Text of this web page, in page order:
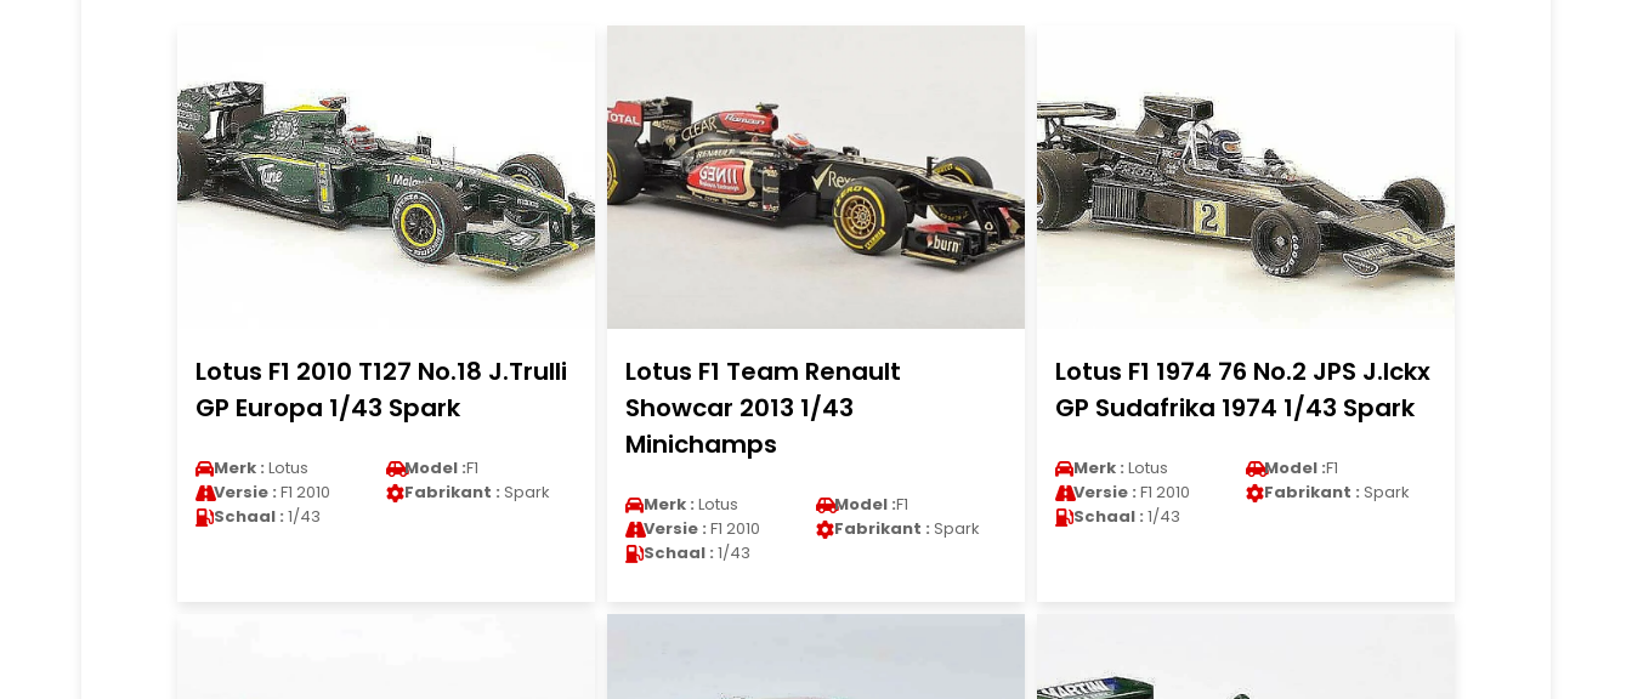
Lotus F1 2010 T127 No.18 J.Trulli
GP Europa 1/43 Spark
Merk : Lotus Model :F1
Versie : F1 2010 Fabrikant : Spark
Schaal : 1/43
Lotus F1 Team Renault
Showcar 2013 1/43
Minichamps
Merk : Lotus Model :F1
Versie : F1 2010 Fabrikant : Spark
Schaal : 1/43
Lotus F1 1974 76 No.2 JPS J.Ickx
GP Sudafrika 1974 1/43 Spark
Merk : Lotus Model :F1
Versie : F1 2010 Fabrikant : Spark
Schaal : 1/43